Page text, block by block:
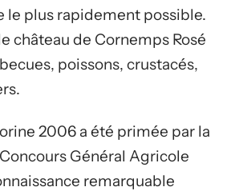
le plus rapidement possible.
château de Cornemps Rosé
poissons, crustacés,
2006 a été primée par la
Général Agricole
remarquable